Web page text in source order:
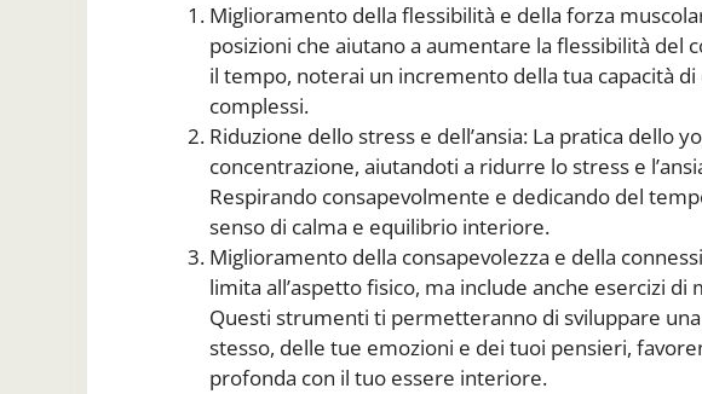
Miglioramento della flessibilità e della forza
posizioni che aiutano a aumentare la flessibilità del
il tempo, noterai un incremento della tua capacità
complessi.
Riduzione dello stress e dell’ansia: La pratica dello
concentrazione, aiutandoti a ridurre lo stress e
Respirando consapevolmente e dedicando del
senso di calma e equilibrio interiore.
Miglioramento della consapevolezza e della
limita all’aspetto fisico, ma include anche esercizi di
Questi strumenti ti permetteranno di sviluppare
stesso, delle tue emozioni e dei tuoi pensieri,
profonda con il tuo essere interiore.